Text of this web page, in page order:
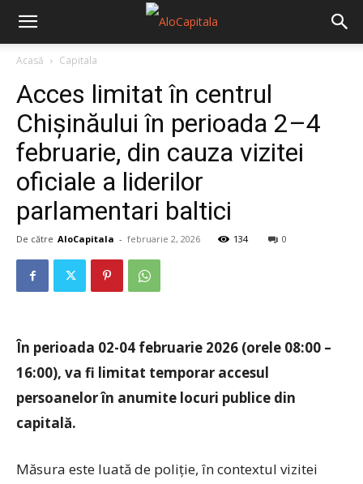
Acasă Capitala
Acces limitat în centrul
Chișinăului în perioada 2–4
februarie, din cauza vizitei
oficiale a liderilor
parlamentari baltici
De către AloCapitala - februarie 2, 2026 134 0
În perioada 02-04 februarie 2026 (orele 08:00 –
16:00), va fi limitat temporar accesul
persoanelor în anumite locuri publice din
capitală.
Măsura este luată de poliție, în contextul vizitei